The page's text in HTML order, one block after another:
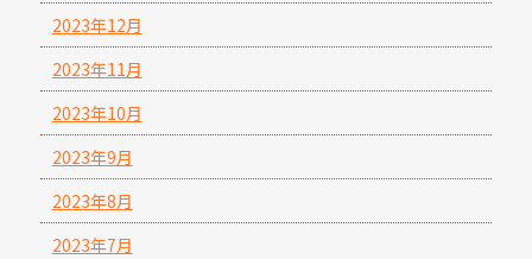
2023年12月
2023年11月
2023年10月
2023年9月
2023年8月
2023年7月